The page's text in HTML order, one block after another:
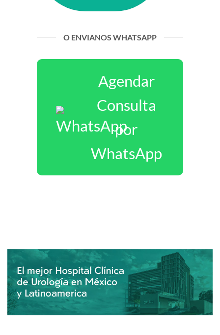
O ENVIANOS WHATSAPP
Agendar
Consulta
por
WhatsApp